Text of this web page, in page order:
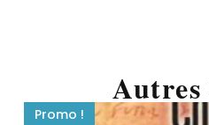
Promo !